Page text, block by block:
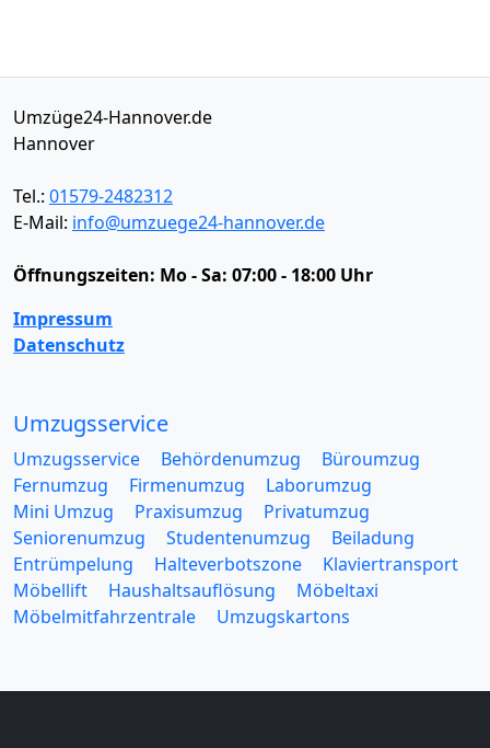
Umzüge24-Hannover.de
Hannover
Tel.: 01579-2482312
E-Mail: info@umzuege24-hannover.de
Öffnungszeiten: Mo - Sa: 07:00 - 18:00 Uhr
Impressum
Datenschutz
Umzugsservice
Umzugsservice Behördenumzug
Büroumzug
Fernumzug
Firmenumzug
Laborumzug
Mini Umzug
Praxisumzug
Privatumzug
Seniorenumzug
Studentenumzug
Beiladung
Entrümpelung
Halteverbotszone
Klaviertransport
Möbellift
Haushaltsauflösung
Möbeltaxi
Möbelmitfahrzentrale
Umzugskartons